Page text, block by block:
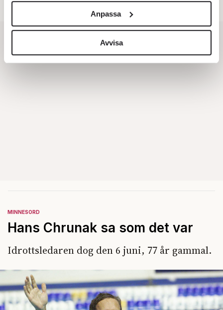
för sociala medier och analysera vår trafik. Vi
vidarebefordrar även sådana identifierare och annan
information från din enhet till de sociala medier och
annons- och analysföretag som vi samarbetar med.
Anpassa
Avvisa
MINNESORD
Hans Chrunak sa som det var
Idrottsledaren dog den 6 juni, 77 år gammal.